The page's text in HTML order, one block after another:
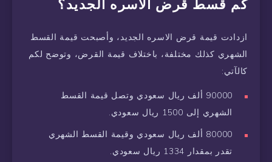
ازدادت قيمة قرض الاسره الجديد، وأصبحت قيمة القسط
الشهري كذلك مختلفة، باختلاف قيمة القرض، وتوضح لكم
كالآتي:
90000 ألف ريال سعودي وتصل قيمة القسط
الشهري إلى 1500 ريال سعودي.
80000 ألف ريال سعودي وقيمة القسط الشهري
تقدر بمقدار 1334 ريال سعودي.